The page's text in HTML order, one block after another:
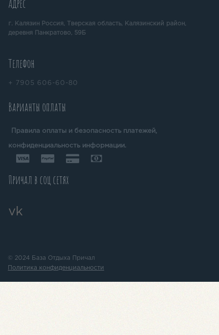
Адрес
г. Калязин Россия, Тверская область, Калязинский район,
деревня Панкратово, 59Б
Телефон
+ 7905 606-60-80
Варианты оплаты
Правила оплаты и безопасность платежей,
конфиденциальность информации.
Причал в соц сетях
vk
© 2024 База Отдыха Причал
Политика конфиденциальности